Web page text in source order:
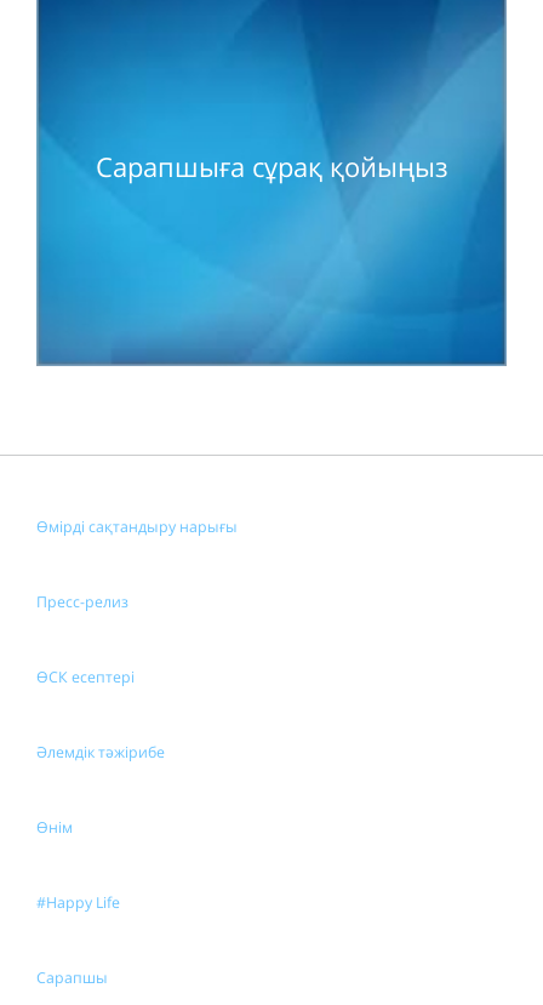
Сарапшыға сұрақ қойыңыз
Өмірді сақтандыру нарығы
Пресс-релиз
ӨСК есептері
Әлемдік тәжірибе
Өнім
#Happy Life
Сарапшы